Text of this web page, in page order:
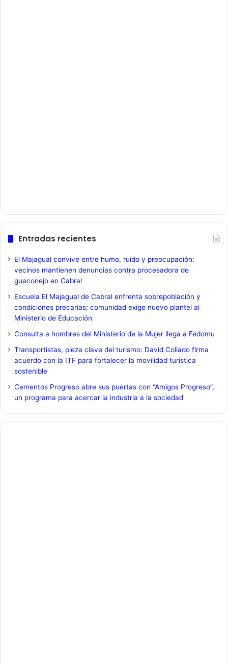
Entradas recientes
El Majagual convive entre humo, ruido y preocupación:
vecinos mantienen denuncias contra procesadora de
guaconejo en Cabral
Escuela El Majagual de Cabral enfrenta sobrepoblación y
condiciones precarias; comunidad exige nuevo plantel al
Ministerio de Educación
Consulta a hombres del Ministerio de la Mujer llega a Fedomu
Transportistas, pieza clave del turismo: David Collado firma
acuerdo con la ITF para fortalecer la movilidad turística
sostenible
Cementos Progreso abre sus puertas con “Amigos Progreso”,
un programa para acercar la industria a la sociedad